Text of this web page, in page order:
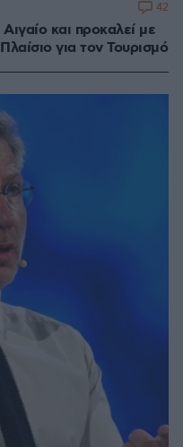
και προκαλεί με
για τον Τουρισμό
42